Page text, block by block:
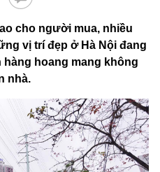
cho người mua, nhiều
vị trí đẹp ở Hà Nội đang
hoang mang không
nhà.